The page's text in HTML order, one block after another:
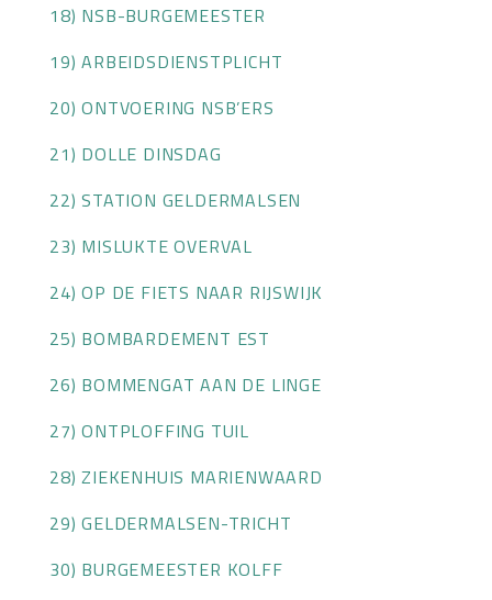
18) NSB-BURGEMEESTER
19) ARBEIDSDIENSTPLICHT
20) ONTVOERING NSB’ERS
21) DOLLE DINSDAG
22) STATION GELDERMALSEN
23) MISLUKTE OVERVAL
24) OP DE FIETS NAAR RIJSWIJK
25) BOMBARDEMENT EST
26) BOMMENGAT AAN DE LINGE
27) ONTPLOFFING TUIL
28) ZIEKENHUIS MARIENWAARD
29) GELDERMALSEN-TRICHT
30) BURGEMEESTER KOLFF